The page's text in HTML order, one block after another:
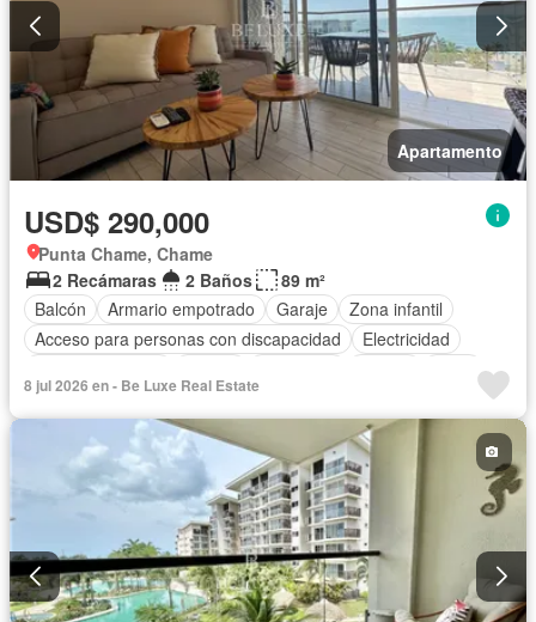
Apartamento
USD$ 290,000
Punta Chame, Chame
2 Recámaras
2 Baños
89 m²
Balcón
Armario empotrado Garaje
Zona infantil
Acceso para personas con discapacidad
Electricidad
8 jul 2026 en - Be Luxe Real Estate